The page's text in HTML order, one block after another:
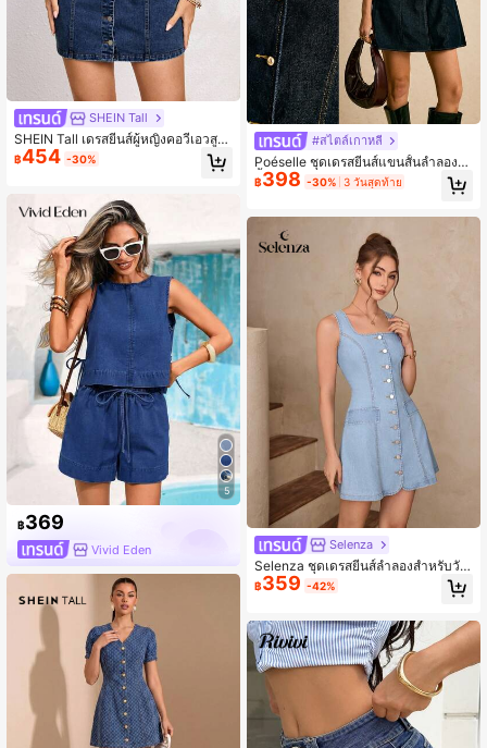
SHEIN Tall
SHEIN Tall เดรสยีนส์ผู้หญิงคอวีเอวสูงก
ระดุมแถวเดียวแขนกุด สำหรับผู้หญิงรูป
ร่างสูง
฿454 -30%
5
฿369
Vivid Eden
#สไตล์เกาหลี
Poéselle ชุดเดรสยีนส์แขนสั้นลำลองสี
พื้นสำหรับผู้หญิง
฿398 -30% 3 วันสุดท้าย
Selenza
Selenza ชุดเดรสยีนส์ลำลองสำหรับวัน
หยุดพักผ่อนสำหรับผู้หญิงแบบกระดุมแ
ถวเดียว
฿359 -42%